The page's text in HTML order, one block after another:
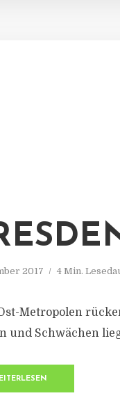
2017 4 Min.
Metropolen
und Schwächen